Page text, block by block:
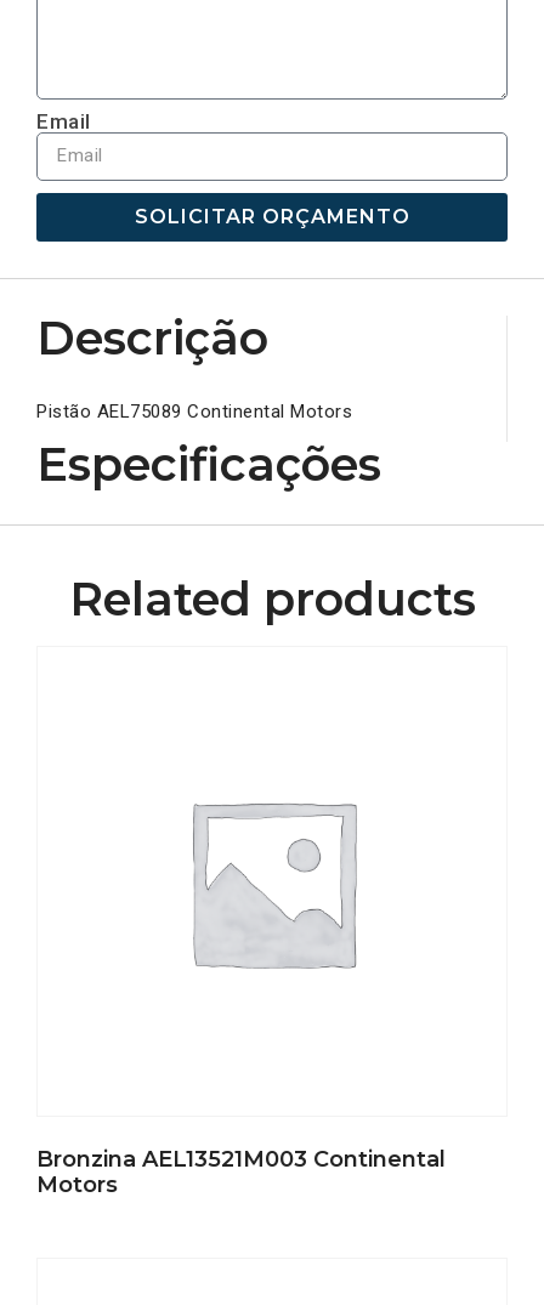
Email
SOLICITAR ORÇAMENTO
Descrição
Pistão AEL75089 Continental Motors
Especificações
Related products
Bronzina AEL13521M003 Continental
Motors